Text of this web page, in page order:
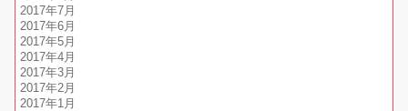
2017年7月
2017年6月
2017年5月
2017年4月
2017年3月
2017年2月
2017年1月